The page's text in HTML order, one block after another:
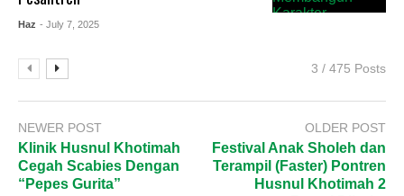
Haz - July 7, 2025
3 / 475 Posts
NEWER POST
Klinik Husnul Khotimah
Cegah Scabies Dengan
“Pepes Gurita”
OLDER POST
Festival Anak Sholeh dan
Terampil (Faster) Pontren
Husnul Khotimah 2